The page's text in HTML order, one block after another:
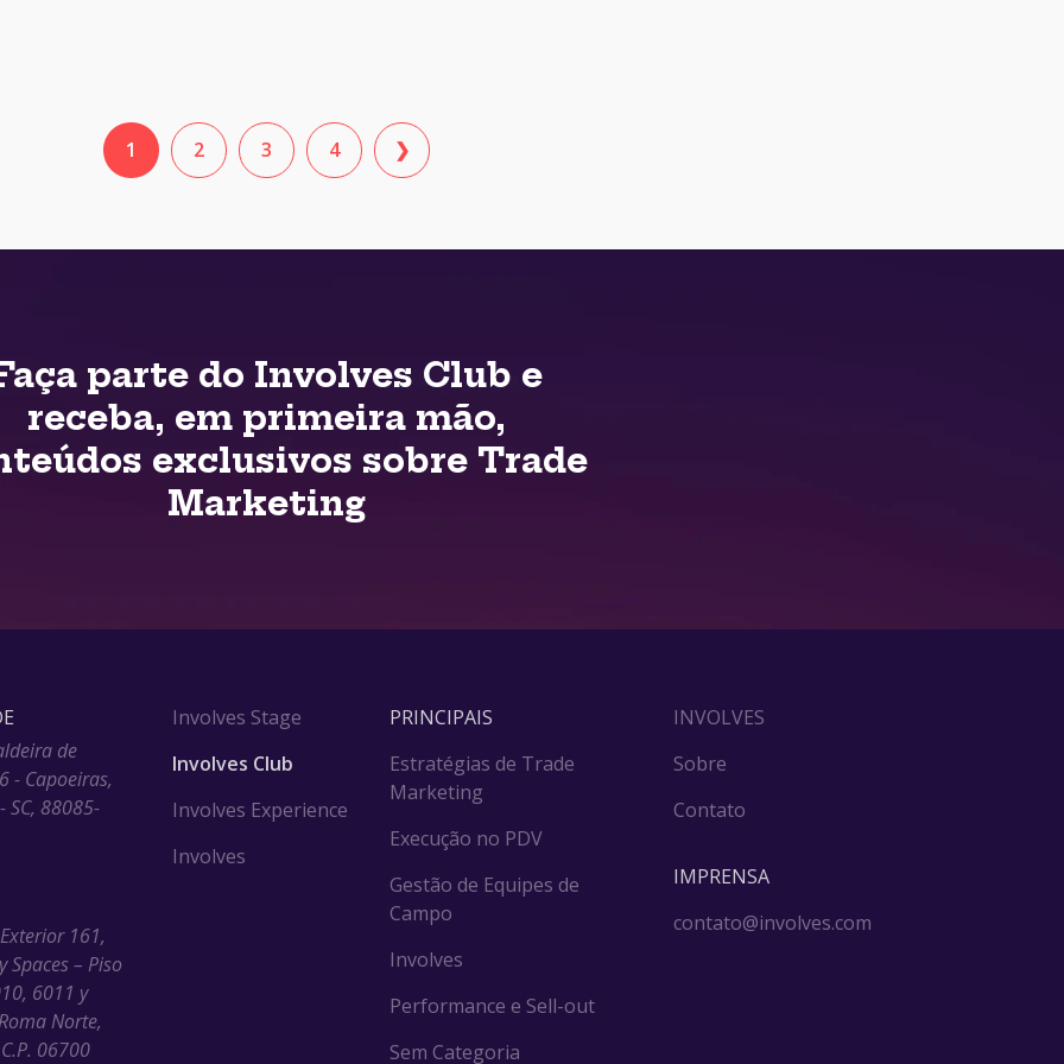
1 2 3 4 ❯
parte do Involves Club e
receba, em primeira mão,
exclusivos sobre Trade
Marketing
de
- Capoeiras,
SC, 88085-
161,
Spaces – Piso
6011 y
Norte,
06700
Involves Stage
Involves Club
Involves Experience
Involves
PRINCIPAIS
Estratégias de Trade
Marketing
Execução no PDV
Gestão de Equipes de
Campo
Involves
Performance e Sell-out
Sem Categoria
INVOLVES
Sobre
Contato
IMPRENSA
contato@involves.com